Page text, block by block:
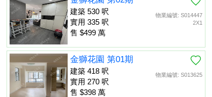
物業編號: S014447
2X1
建築 530 呎
實用 335 呎
售 $499 萬
物業編號: S013625
金獅花園 第01期
建築 418 呎
實用 270 呎
售 $398 萬